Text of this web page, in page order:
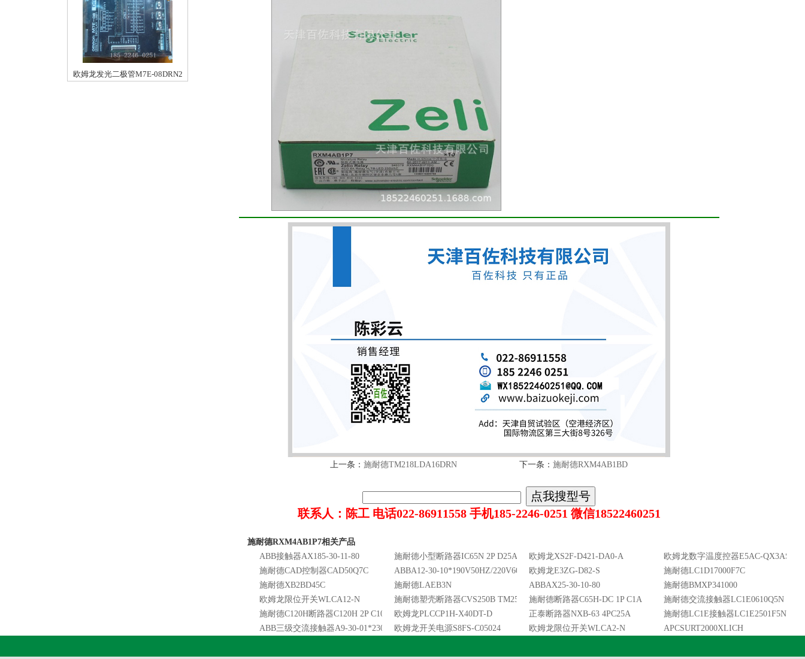
欧姆龙发光二极管M7E-08DRN2
上一条：施耐德TM218LDA16DRN 下一条：施耐德RXM4AB1BD
联系人：陈工 电话022-86911558 手机185-2246-0251 微信18522460251
施耐德RXM4AB1P7相关产品
ABB接触器AX185-30-11-80
施耐德小型断路器IC65N 2P D25A 欧姆龙XS2F-D421-DA0-A
欧姆龙数字温度控器E5AC-QX3ASM-
施耐德CAD控制器CAD50Q7C
ABBA12-30-10*190V50HZ/220V60HZ欧姆龙E3ZG-D82-S
施耐德LC1D17000F7C
施耐德XB2BD45C
施耐德LAEB3N ABBAX25-30-10-80
施耐德BMXP341000
欧姆龙限位开关WLCA12-N
施耐德塑壳断路器CVS250B TM250D 4P3D施耐德断路器C65H-DC 1P C1A
施耐德交流接触器LC1E0610Q5N
施耐德C120H断路器C120H 2P C100A 欧姆龙PLCCP1H-X40DT-D 正泰断路器NXB-63 4PC25A
施耐德LC1E接触器
ABB三级交流接触器A9-30-01*230-240V50/240-260V60HZ
欧姆龙开关电源S8FS-C05024 欧姆龙限位开关WLCA2-N APCSURT2000XLICH